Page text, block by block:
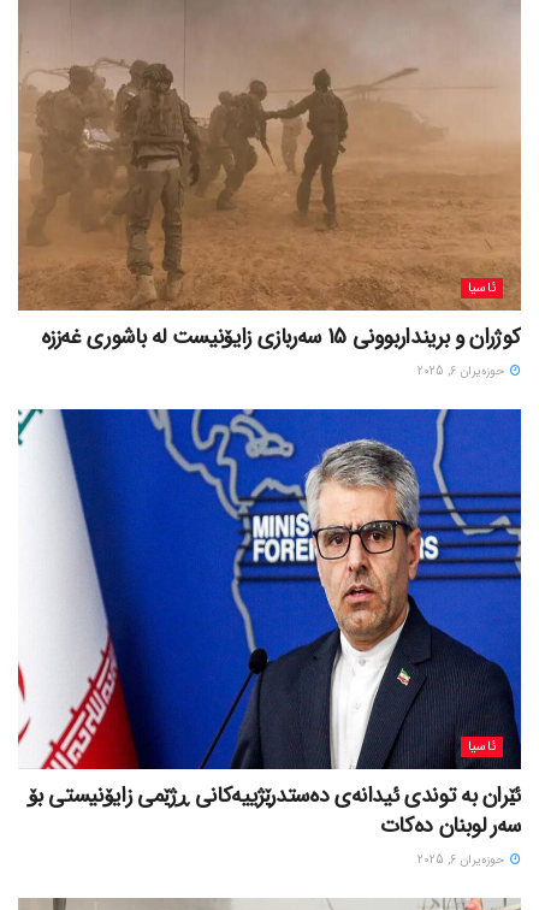
ئاسیا
کوژران و برینداربوونی 15 سەربازی زایۆنیست لە باشوری غەززە
حوزه‌یران 6, 2025
ئاسیا
ئێران بە توندی ئیدانەی دەستدرێژییەکانی ڕژێمی زایۆنیستی بۆ
سەر لوبنان دەکات
حوزه‌یران 6, 2025